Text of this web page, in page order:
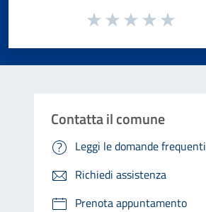
Valuta da 1 a 5 stelle la pagina
Contatta il comune
Leggi le domande frequenti
Richiedi assistenza
Prenota appuntamento